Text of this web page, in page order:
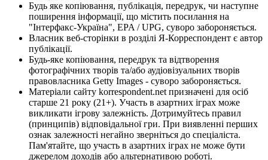
Будь яке копіювання, публікація, передрук, чи наступне
поширення інформації, що містить посилання на
"Інтерфакс-Україна", EPA / UPG, суворо забороняється.
Власник веб-сторінки в розділі Я-Корреспондент є автор
публікації.
Будь-яке копіювання, передрук та відтворення
фотографічних творів та/або аудіовізуальних творів
правовласника Getty Images - суворо забороняється.
Матеріали сайту korrespondent.net призначені для осіб
старше 21 року (21+). Участь в азартних іграх може
викликати ігрову залежність. Дотримуйтесь правил
(принципів) відповідальної гри. При виявленні перших
ознак залежності негайно зверніться до спеціаліста.
Пам'ятайте, що участь в азартних іграх не може бути
джерелом доходів або альтернативою роботі.